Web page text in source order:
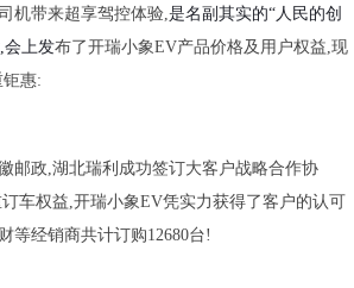
机带来超享驾控体验,是名副其实的“人民的创
会上发布了开瑞小象EV产品价格及用户权益,现
惠:
邮政,湖北瑞利成功签订大客户战略合作协
车权益,开瑞小象EV凭实力获得了客户的认可
等经销商共计订购12680台!